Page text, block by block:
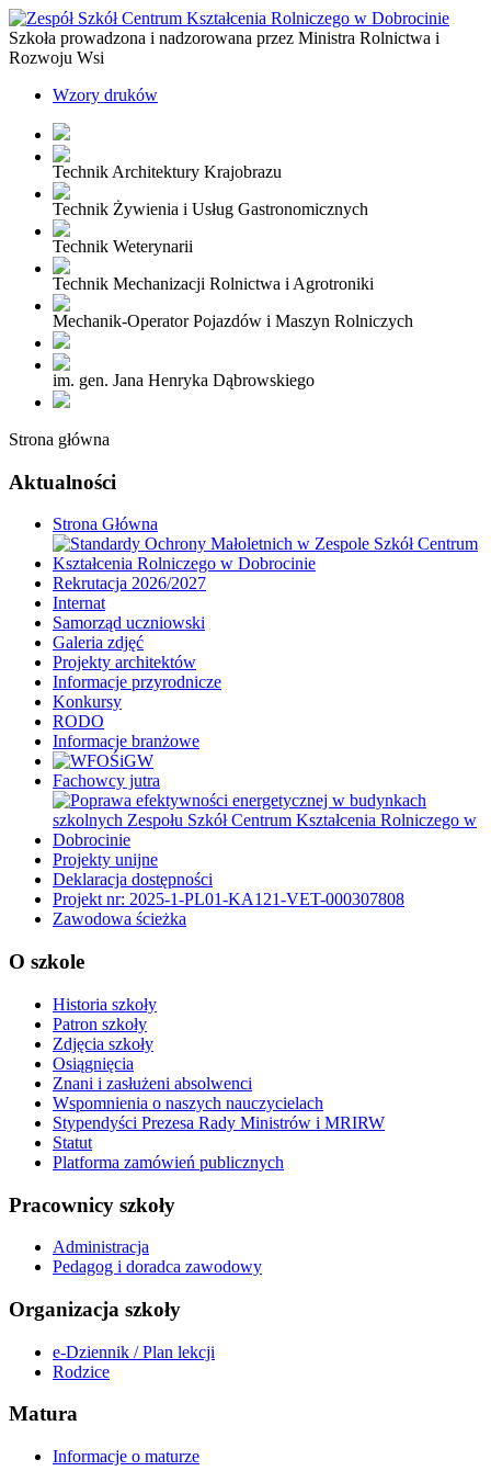
Szkoła prowadzona i nadzorowana przez Ministra Rolnictwa i
Rozwoju Wsi
Wzory druków
Technik Architektury Krajobrazu
Technik Żywienia i Usług Gastronomicznych
Technik Weterynarii
Technik Mechanizacji Rolnictwa i Agrotroniki
Mechanik-Operator Pojazdów i Maszyn Rolniczych
im. gen. Jana Henryka Dąbrowskiego
Strona główna
Aktualności
Strona Główna
Rekrutacja 2026/2027
Internat
Samorząd uczniowski
Galeria zdjęć
Projekty architektów
Informacje przyrodnicze
Konkursy
RODO
Informacje branżowe
Fachowcy jutra
Projekty unijne
Deklaracja dostępności
Projekt nr: 2025-1-PL01-KA121-VET-000307808
Zawodowa ścieżka
O szkole
Historia szkoły
Patron szkoły
Zdjęcia szkoły
Osiągnięcia
Znani i zasłużeni absolwenci
Wspomnienia o naszych nauczycielach
Stypendyści Prezesa Rady Ministrów i MRIRW
Statut
Platforma zamówień publicznych
Pracownicy szkoły
Administracja
Pedagog i doradca zawodowy
Organizacja szkoły
e-Dziennik / Plan lekcji
Rodzice
Matura
Informacje o maturze